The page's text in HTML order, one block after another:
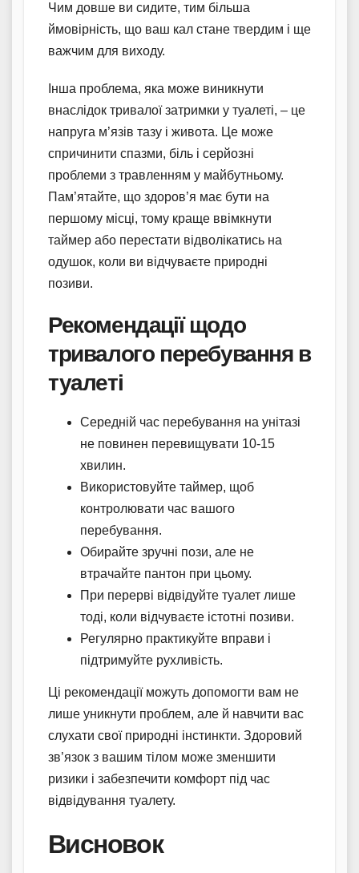
Чим довше ви сидите, тим більша
ймовірність, що ваш кал стане твердим і ще
важчим для виходу.
Інша проблема, яка може виникнути
внаслідок тривалої затримки у туалеті, – це
напруга м’язів тазу і живота. Це може
спричинити спазми, біль і серйозні
проблеми з травленням у майбутньому.
Пам’ятайте, що здоров’я має бути на
першому місці, тому краще ввімкнути
таймер або перестати відволікатись на
одушок, коли ви відчуваєте природні
позиви.
Рекомендації щодо
тривалого перебування в
туалеті
Середній час перебування на унітазі
не повинен перевищувати 10-15
хвилин.
Використовуйте таймер, щоб
контролювати час вашого
перебування.
Обирайте зручні пози, але не
втрачайте пантон при цьому.
При перерві відвідуйте туалет лише
тоді, коли відчуваєте істотні позиви.
Регулярно практикуйте вправи і
підтримуйте рухливість.
Ці рекомендації можуть допомогти вам не
лише уникнути проблем, але й навчити вас
слухати свої природні інстинкти. Здоровий
зв’язок з вашим тілом може зменшити
ризики і забезпечити комфорт під час
відвідування туалету.
Висновок